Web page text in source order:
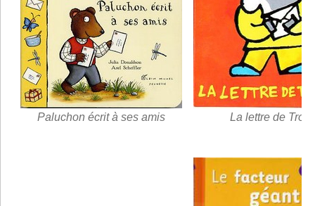
Paluchon écrit à ses amis La lettre de